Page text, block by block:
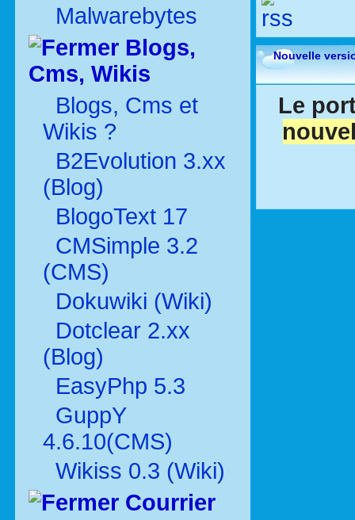
Malwarebytes
Blogs,
Cms, Wikis
Blogs, Cms et
Wikis ?
B2Evolution 3.xx
(Blog)
BlogoText 17
CMSimple 3.2
(CMS)
Dokuwiki (Wiki)
Dotclear 2.xx
(Blog)
EasyPhp 5.3
GuppY
4.6.10(CMS)
Wikiss 0.3 (Wiki)
Courrier
Nouvelle
Le